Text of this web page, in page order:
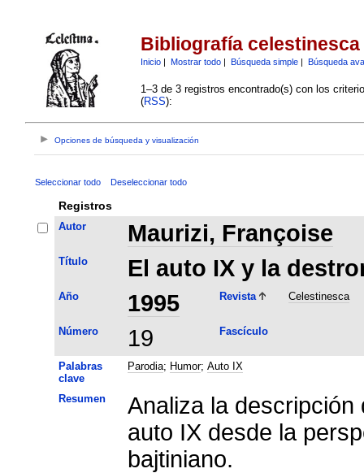
Bibliografía celestinesca
Inicio| Mostrar todo| Búsqueda simple| Búsqueda
1–3 de 3 registros encontrado(s) con los
(RSS):
Opciones de búsqueda y visualización
Seleccionar todo Deseleccionar todo
Registros
Autor Maurizi, Françoise
Título El auto IX y la
Año 1995 Revista Celestinesca
Número 19 Fascículo
Palabras
clave
Parodia; Humor; Auto IX
Resumen
Analiza la descripción
auto IX desde la
bajtiniano.